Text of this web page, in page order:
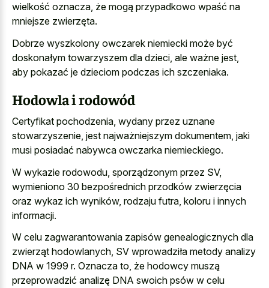
wielkość oznacza, że mogą przypadkowo wpaść na
mniejsze zwierzęta.
Dobrze wyszkolony owczarek niemiecki może być
doskonałym towarzyszem dla dzieci, ale ważne jest,
aby pokazać je dzieciom podczas ich szczeniaka.
Hodowla i rodowód
Certyfikat pochodzenia, wydany przez uznane
stowarzyszenie, jest najważniejszym dokumentem, jaki
musi posiadać nabywca owczarka niemieckiego.
W wykazie rodowodu, sporządzonym przez SV,
wymieniono 30 bezpośrednich przodków zwierzęcia
oraz wykaz ich wyników, rodzaju futra, koloru i innych
informacji.
W celu zagwarantowania zapisów genealogicznych dla
zwierząt hodowlanych, SV wprowadziła metody analizy
DNA w 1999 r. Oznacza to, że hodowcy muszą
przeprowadzić analizę DNA swoich psów w celu